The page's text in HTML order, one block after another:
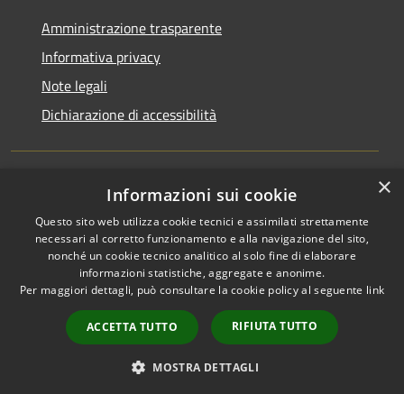
Amministrazione trasparente
Informativa privacy
Note legali
Dichiarazione di accessibilità
Accessibilità
Privacy
Mappa del sito
Area riservata
Lettura webmail
Copyright © 2026 • Comune di
Ucria • Powered by
Municipium• Accesso
redazione
×
Informazioni sui cookie
Questo sito web utilizza cookie tecnici e assimilati strettamente
necessari al corretto funzionamento e alla navigazione del sito,
nonché un cookie tecnico analitico al solo fine di elaborare
informazioni statistiche, aggregate e anonime.
Per maggiori dettagli, può consultare la cookie policy al seguente link
ACCETTA TUTTO RIFIUTA TUTTO
MOSTRA DETTAGLI